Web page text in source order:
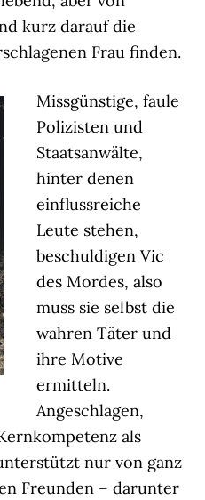
kurz darauf die
Frau finden.
Missgünstige, faule
Polizisten und
Staatsanwälte,
hinter denen
einflussreiche
Leute stehen,
beschuldigen Vic
des Mordes, also
muss sie selbst die
wahren Täter und
ihre Motive
ermitteln.
Angeschlagen,
als
nur von ganz
Freunden – darunter